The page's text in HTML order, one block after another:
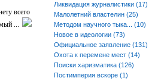
всего
...
Ликвидация журналистики (17)
Малолетний властелин (25)
Методом научного тыка... (10)
Новое в идеологии (73)
Официальное заявление (131)
Охота к перемене мест (14)
Поиски харизматика (126)
Постимперия вскоре (1)